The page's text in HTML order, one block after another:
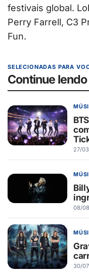
festivais global.
Perry Farrell, C3
Fun.
SELECIONADAS PARA
Continue
27/
08/
30/